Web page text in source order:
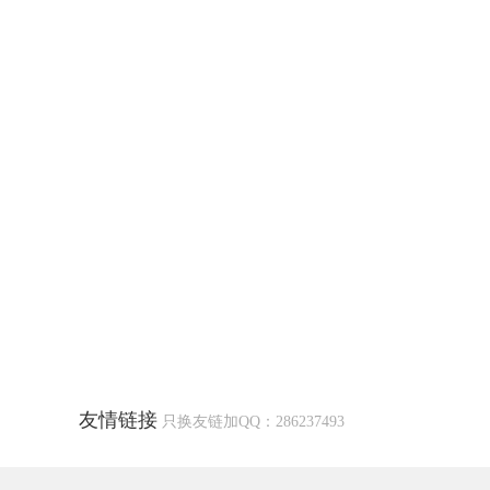
友情链接 只换友链加QQ：286237493